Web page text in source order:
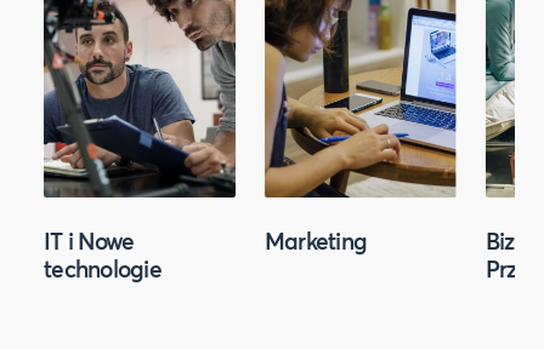
IT i Nowe
technologie
Marketing